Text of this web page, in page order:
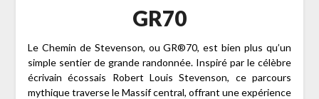
GR70
Le Chemin de Stevenson, ou GR®70, est bien plus qu’un
simple sentier de grande randonnée. Inspiré par le célèbre
écrivain écossais Robert Louis Stevenson, ce parcours
mythique traverse le Massif central, offrant une expérience